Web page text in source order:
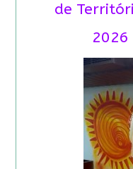
de
2026